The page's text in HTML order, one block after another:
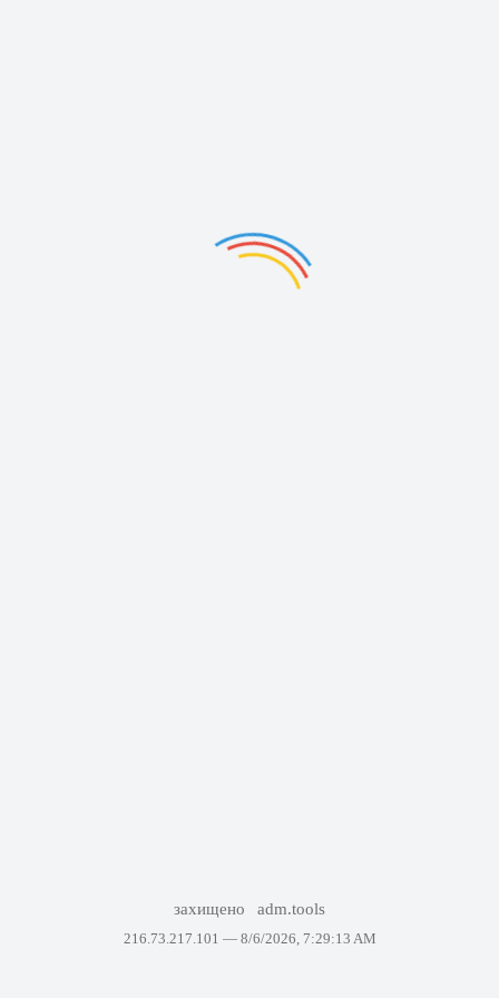
захищено adm.tools
216.73.217.101 — 8/6/2026, 7:29:13 AM